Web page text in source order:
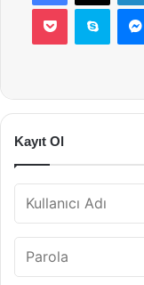
Pocket Skype
Kayıt Ol